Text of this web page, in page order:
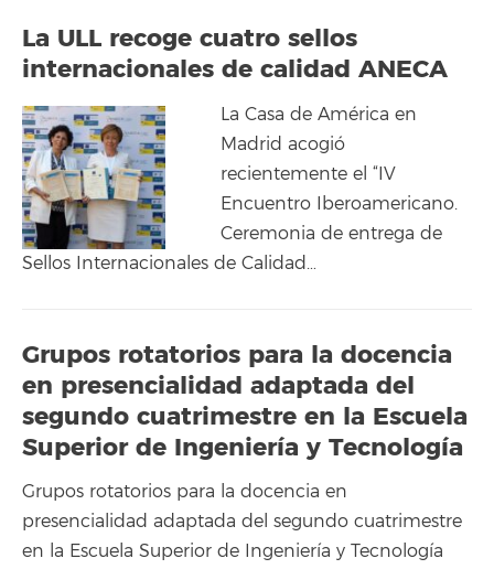
La ULL recoge cuatro sellos
internacionales de calidad ANECA
La Casa de América en
Madrid acogió
recientemente el “IV
Encuentro Iberoamericano.
Ceremonia de entrega de
Sellos Internacionales de Calidad…
Grupos rotatorios para la docencia
en presencialidad adaptada del
segundo cuatrimestre en la Escuela
Superior de Ingeniería y Tecnología
Grupos rotatorios para la docencia en
presencialidad adaptada del segundo cuatrimestre
en la Escuela Superior de Ingeniería y Tecnología